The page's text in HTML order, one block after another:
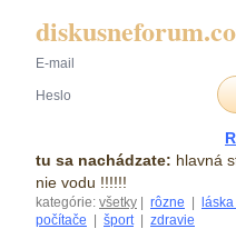
tu sa nachádzate: hlavná
nie vodu !!!!!!
kategórie: všetky rôzne
počítače
šport| zdravie